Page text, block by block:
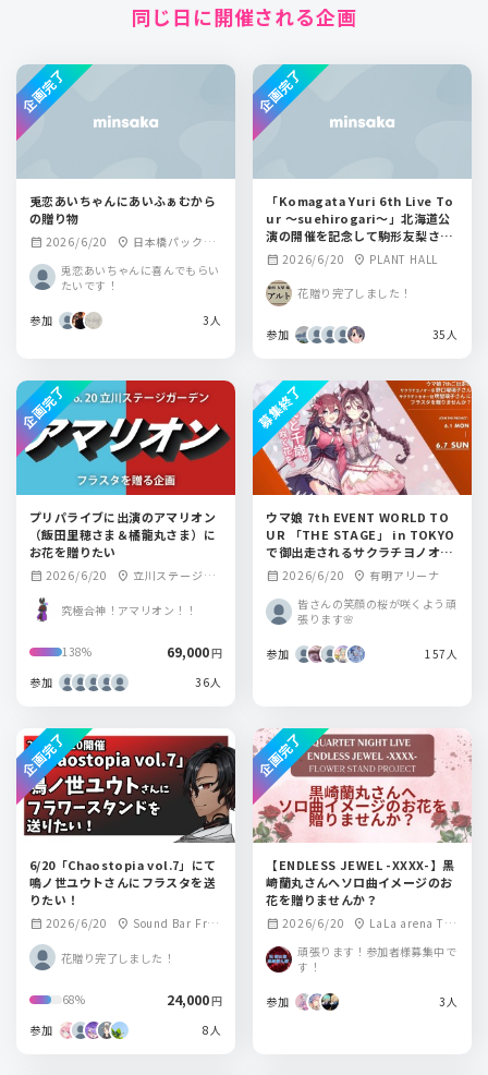
同じ日に開催される企画
兎恋あいちゃんにあいふぁむから
の贈り物
calendar_month 2026/6/20 location_on 日本橋パックマ
兎恋あいちゃんに喜んでもらい
たいです！
参加 3人
企画完了
「Komagata Yuri 6th Live To
ur 〜suehirogari〜」北海道公
演の開催を記念して駒形友梨さん
にフラワースタンドを贈りません
か？
calendar_month 2026/6/20 location_on PLANT HALL
花贈り完了しました！
参加 35人
企画完了
プリパライブに出演のアマリオン
（飯田里穂さま＆橘龍丸さま）に
お花を贈りたい
calendar_month 2026/6/20 location_on 立川ステージガ
究極合神！アマリオン！！
138% 69,000円
参加
36人
企画完了
ウマ娘 7th EVENT WORLD TO
UR 「THE STAGE」 in TOKYO
で御出走されるサクラチヨノオー
役、野口瑠璃子さん。サクラチト
セオー役、明智瑠子さんにフラス
タを送りませんか？
calendar_month 2026/6/20 location_on 有明アリーナ
皆さんの笑顔の桜が咲くよう頑
張ります🌸
参加 157人
募集終了
6/20「Chaostopia vol.7」にて
鳴ノ世ユウトさんにフラスタを送
りたい！
calendar_month 2026/6/20 location_on Sound Bar Frej
花贈り完了しました！
68% 24,000円
参加
8人
企画完了
【ENDLESS JEWEL -XXXX-】黒
崎蘭丸さんへソロ曲イメージのお
花を贈りませんか？
calendar_month 2026/6/20 location_on LaLa arena TO
KYO-BAY(千葉)
頑張ります！参加者様募集中で
す！
参加 3人
企画完了